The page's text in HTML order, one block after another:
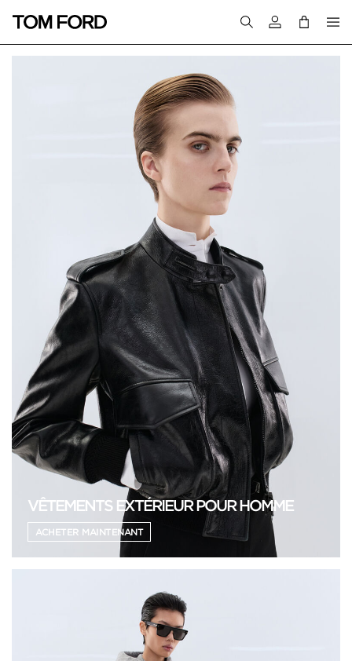
Connectez-
VÊTEMENTS EXTÉRIEUR POUR HOMME
ACHETER MAINTENANT